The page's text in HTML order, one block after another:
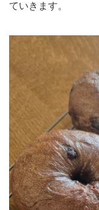
ていきます。